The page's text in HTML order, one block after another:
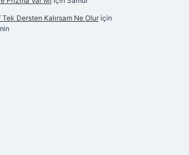
Tek Dersten Kalırsam Ne Oluriçin